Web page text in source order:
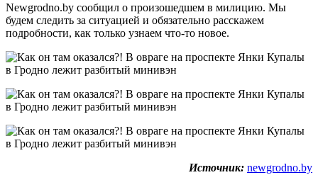
Newgrodno.by сообщил о произошедшем в милицию. Мы
будем следить за ситуацией и обязательно расскажем
подробности, как только узнаем что-то новое.
Источник: newgrodno.by